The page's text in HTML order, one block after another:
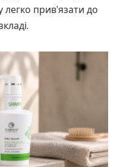
легко прив’язати до